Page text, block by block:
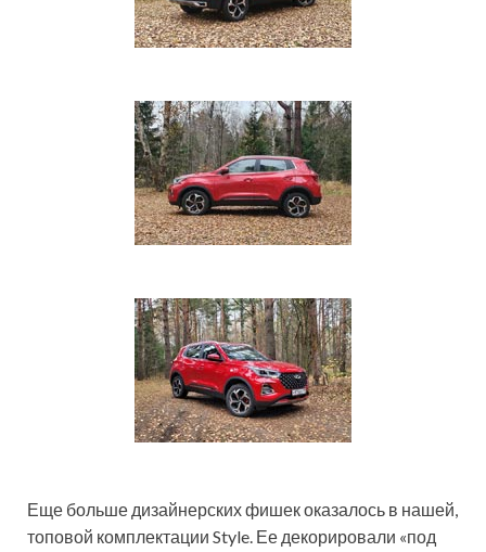
Еще больше дизайнерских фишек оказалось в нашей,
топовой комплектации Style. Ее декорировали «под